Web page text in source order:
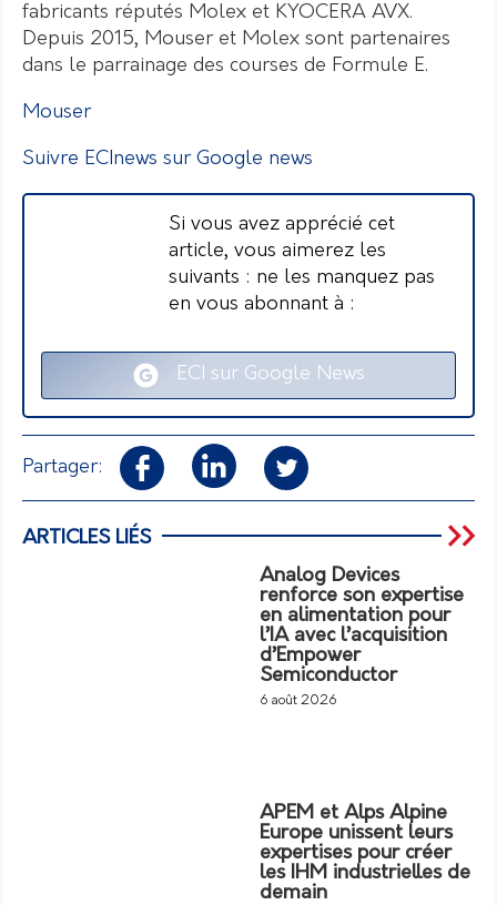
fabricants réputés Molex et KYOCERA AVX.
Depuis 2015, Mouser et Molex sont partenaires
dans le parrainage des courses de Formule E.
Mouser
Suivre ECInews sur Google news
Si vous avez apprécié cet
article, vous aimerez les
suivants : ne les manquez pas
en vous abonnant à :
ECI sur Google News
Partager:
ARTICLES LIÉS
Analog Devices
renforce son expertise
en alimentation pour
l’IA avec l’acquisition
d’Empower
Semiconductor
6 août 2026
APEM et Alps Alpine
Europe unissent leurs
expertises pour créer
les IHM industrielles de
demain